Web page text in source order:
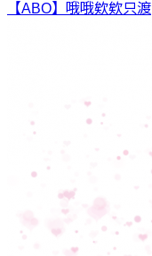
【ABO】哦哦欸欸只渡